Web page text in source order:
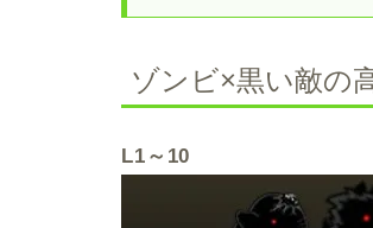
ゾンビ×黒い敵の
L1～10